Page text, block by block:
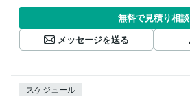
無料で見積り相談
メッセージを送る
スケジュール